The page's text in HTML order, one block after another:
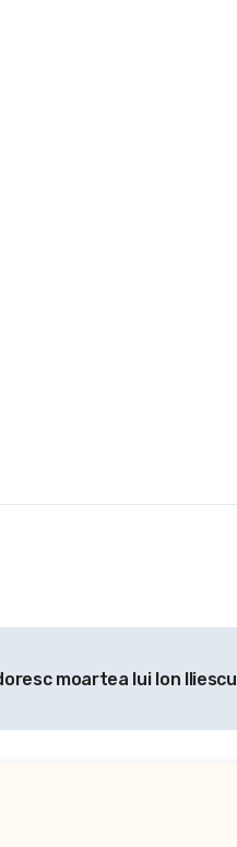
moartea lui Ion Iliescu